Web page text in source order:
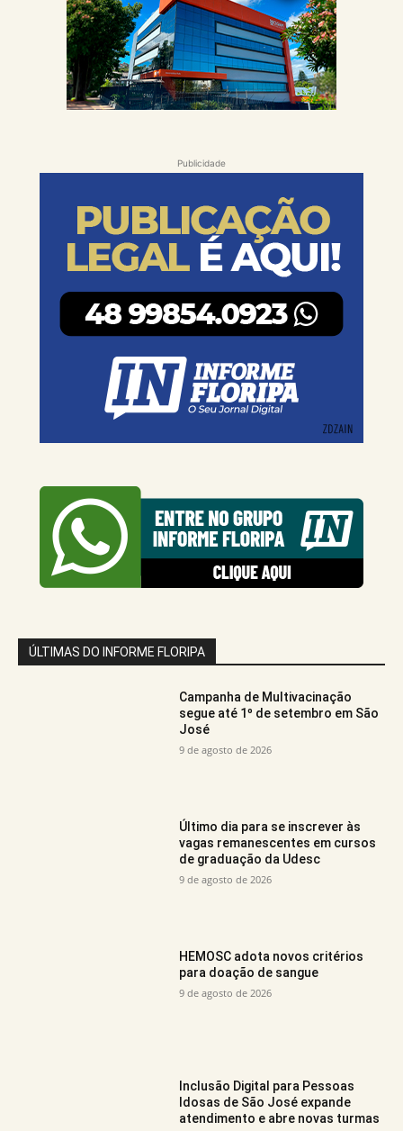
Publicidade
ÚLTIMAS DO INFORME FLORIPA
Campanha de Multivacinação
segue até 1º de setembro em São
José
9 de agosto de 2026
Último dia para se inscrever às
vagas remanescentes em cursos
de graduação da Udesc
9 de agosto de 2026
HEMOSC adota novos critérios
para doação de sangue
9 de agosto de 2026
Inclusão Digital para Pessoas
Idosas de São José expande
atendimento e abre novas turmas